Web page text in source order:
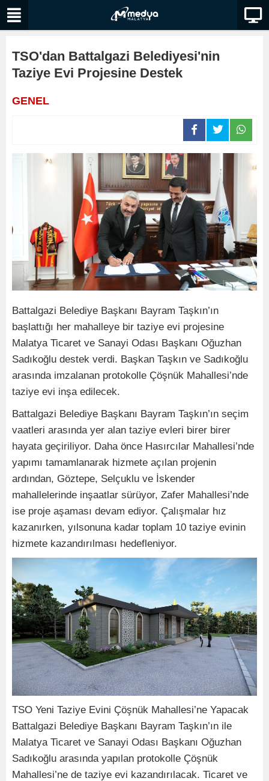
TSO'dan Battalgazi Belediyesi'nin
Taziye Evi Projesine Destek
GENEL
Battalgazi Belediye Başkanı Bayram Taşkın’ın
başlattığı her mahalleye bir taziye evi projesine
Malatya Ticaret ve Sanayi Odası Başkanı Oğuzhan
Sadıkoğlu destek verdi. Başkan Taşkın ve Sadıkoğlu
arasında imzalanan protokolle Çöşnük Mahallesi’nde
taziye evi inşa edilecek.
Battalgazi Belediye Başkanı Bayram Taşkın’ın seçim
vaatleri arasında yer alan taziye evleri birer birer
hayata geçiriliyor. Daha önce Hasırcılar Mahallesi’nde
yapımı tamamlanarak hizmete açılan projenin
ardından, Göztepe, Selçuklu ve İskender
mahallelerinde inşaatlar sürüyor, Zafer Mahallesi’nde
ise proje aşaması devam ediyor. Çalışmalar hız
kazanırken, yılsonuna kadar toplam 10 taziye evinin
hizmete kazandırılması hedefleniyor.
TSO Yeni Taziye Evini Çöşnük Mahallesi’ne Yapacak
Battalgazi Belediye Başkanı Bayram Taşkın’ın ile
Malatya Ticaret ve Sanayi Odası Başkanı Oğuzhan
Sadıkoğlu arasında yapılan protokolle Çöşnük
Mahallesi’ne de taziye evi kazandırılacak. Ticaret ve